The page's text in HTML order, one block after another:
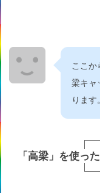
ここか
梁キャ
ります。
「高梁」を使っ